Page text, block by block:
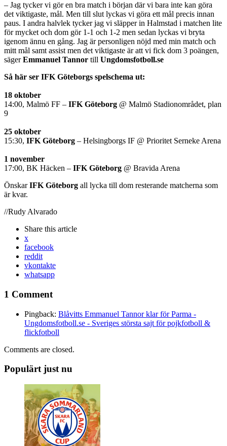
– Jag tycker vi gör en bra match i början där vi bara inte kan göra
det viktigaste, mål. Men till slut lyckas vi göra ett mål precis innan
paus. I andra halvlek tycker jag vi släpper in Halmstad i matchen lite
för mycket och dom gör 1-1 och 1-2 men sedan lyckas vi bryta
igenom ännu en gång. Jag är personligen nöjd med min match och
mitt mål samt assist men det viktigaste är att vi fick dom 3 poängen,
sägerEmmanuel Tannor till Ungdomsfotboll.se
Så här ser IFK Göteborgs spelschema ut:
18 oktober
14:00, Malmö FF – IFK Göteborg @ Malmö Stadionområdet, plan
9
25 oktober
15:30, IFK Göteborg – Helsingborgs IF @ Prioritet Serneke Arena
1 november
17:00, BK Häcken – IFK Göteborg @ Bravida Arena
ÖnskarIFK Göteborg all lycka till dom resterande matcherna som
är kvar.
//Rudy Alvarado
Share this article
x
facebook
reddit
vkontakte
whatsapp
1 Comment
Pingback: Blåvitts Emmanuel Tannor klar för Parma -
Ungdomsfotboll.se - Sveriges största sajt för pojkfotboll &
flickfotboll
Comments are closed.
Populärt just nu